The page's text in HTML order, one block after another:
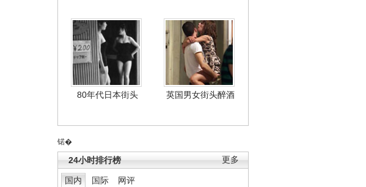
80年代日本街头 英国男女街头醉酒
锘�
更多
24小时排行榜
国内 国际 网评